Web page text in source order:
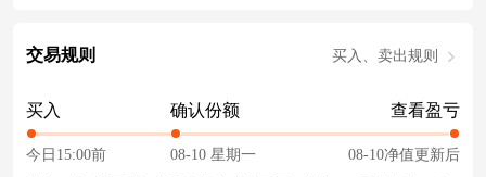
交易规则 买入、卖出规则
买入
今日15:00前
确认份额
08-10 星期一
查看盈亏
08-10净值更新后